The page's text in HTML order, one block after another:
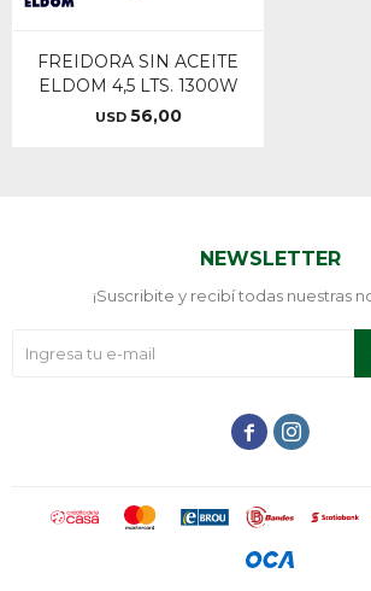
FREIDORA SIN ACEITE
ELDOM 4,5 LTS. 1300W
USD 56,00
NEWSLETTER
¡Suscribite y recibí todas nuestras
 